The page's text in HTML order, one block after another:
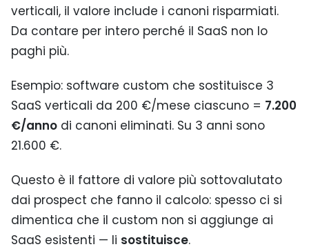
verticali, il valore include i canoni risparmiati.
Da contare per intero perché il SaaS non lo
paghi più.
Esempio: software custom che sostituisce 3
SaaS verticali da 200 €/mese ciascuno = 7.200
€/anno di canoni eliminati. Su 3 anni sono
21.600 €.
Questo è il fattore di valore più sottovalutato
dai prospect che fanno il calcolo: spesso ci si
dimentica che il custom non si aggiunge ai
SaaS esistenti — li sostituisce.